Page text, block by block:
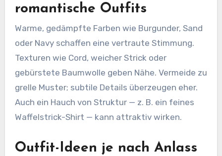
romantische Outfits
Warme, gedämpfte Farben wie Burgunder, Sand
oder Navy schaffen eine vertraute Stimmung.
Texturen wie Cord, weicher Strick oder
gebürstete Baumwolle geben Nähe. Vermeide zu
grelle Muster; subtile Details überzeugen eher.
Auch ein Hauch von Struktur — z. B. ein feines
Waffelstrick-Shirt — kann attraktiv wirken.
Outfit-Ideen je nach Anlass